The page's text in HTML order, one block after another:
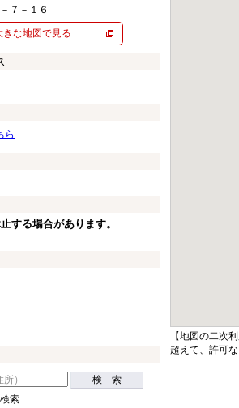
７－１６
きな地図で見る
ら
する場合があります。
検 索
索
【地図の二次
超えて、許可